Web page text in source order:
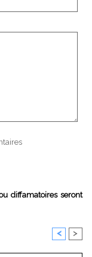
diffamatoires seront
< >